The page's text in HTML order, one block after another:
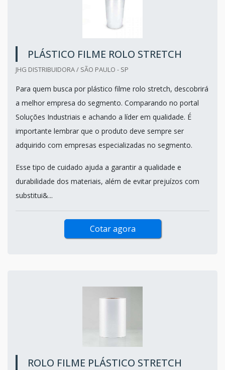
PLÁSTICO FILME ROLO STRETCH
JHG DISTRIBUIDORA / SÃO PAULO - SP
Para quem busca por plástico filme rolo stretch, descobrirá
a melhor empresa do segmento. Comparando no portal
Soluções Industriais e achando a líder em qualidade. É
importante lembrar que o produto deve sempre ser
adquirido com empresas especializadas no segmento.
Esse tipo de cuidado ajuda a garantir a qualidade e
durabilidade dos materiais, além de evitar prejuízos com
substitui&...
Cotar agora
ROLO FILME PLÁSTICO STRETCH